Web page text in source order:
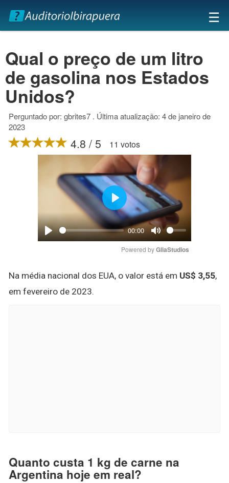
×
☰
Qual o preço de um litro
de gasolina nos Estados
Unidos?
Perguntado por: gbrites7 . Última atualização: 4 de janeiro de
2023
4.8 / 5 11 votos
Play
00:00
Mute
Play
Powered by GliaStudios
Na média nacional dos EUA, o valor está em US$ 3,55,
em fevereiro de 2023.
Quanto custa 1 kg de carne na
Argentina hoje em real?